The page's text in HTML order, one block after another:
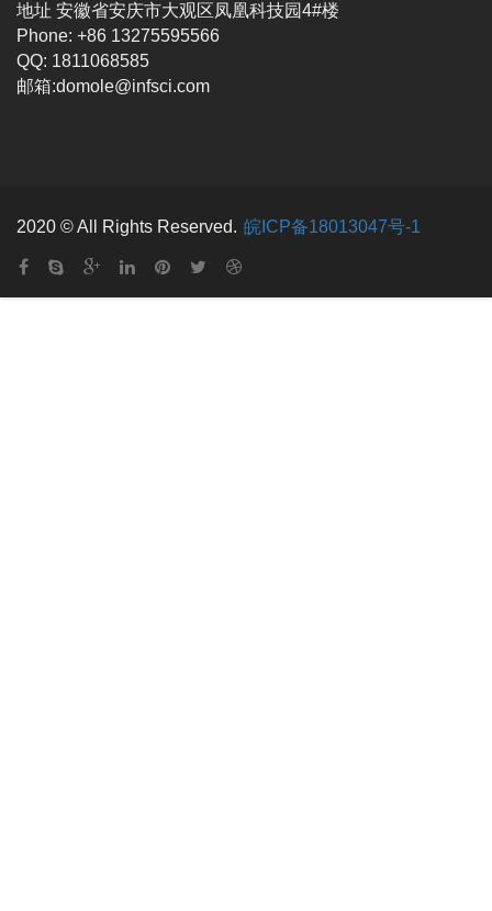
地址 安徽省安庆市大观区凤凰科技园4#楼
Phone: +86 13275595566
QQ: 1811068585
邮箱:domole@infsci.com
2020 © All Rights Reserved. 皖ICP备18013047号-1